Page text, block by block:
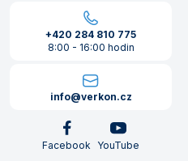
+420 284 810 775
8:00 - 16:00 hodin
info@verkon.cz
Facebook YouTube